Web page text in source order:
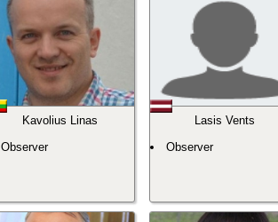
Kavolius Linas
Observer
Lasis Vents
Observer